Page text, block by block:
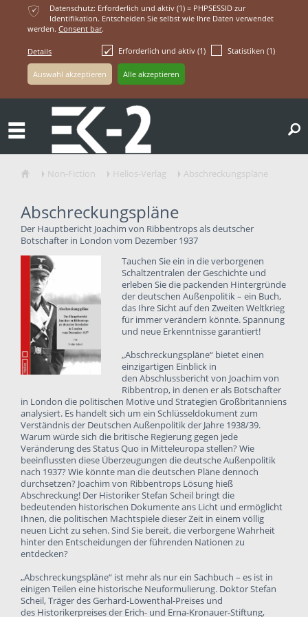
ќ
Datenschutz: Erforderlich und aktiv (1) = PHPSESSID zur
Identifikation. Entscheiden Sie selbst wie Ihre Daten verwendet
werden. Consent bar.
Details Erforderlich und aktiv (1) Statistiken (1)
ř
ŷ Ţ Non-Fiction Ţ Helios-Verlag Ţ Abschreckungspläne
Abschreckungspläne
Der Hauptbericht Joachim von Ribbentrops als deutscher
Botschafter in London vom Dezember 1937
Tauchen Sie ein in dieverborgenen
Schaltzentralen der Geschichte und
erleben Sie die packenden Hintergründe
derdeutschen Außenpolitik– ein Buch,
das Ihre Sicht auf den Zweiten Weltkrieg
für immer verändern könnte. Spannung
und neue Erkenntnisse garantiert!
„Abschreckungspläne“bietet einen
einzigartigen Einblick in
den Abschlussberichtvon Joachim von
Ribbentrop, in denen er als Botschafter
in London die politischen Motive und Strategien Großbritanniens
analysiert. Es handelt sich um ein Schlüsseldokument zum
Verständnis der Deutschen Außenpolitik der Jahre 1938/39.
Warum würde sich die britische Regierung gegen jede
Veränderung des Status Quo in Mitteleuropa stellen? Wie
beeinflussten diese Überzeugungen diedeutsche Außenpolitik
nach 1937? Wie könnte man die deutschen Pläne dennoch
durchsetzen? Joachim von Ribbentrops Lösung hieß
Abschreckung! Der Historiker Stefan Scheil bringt die
bedeutenden historischen Dokumente ans Licht und ermöglicht
Ihnen, die politischen Machtspiele dieser Zeit in einem völlig
neuen Licht zu sehen. Sind Sie bereit, die verborgene Wahrheit
hinter den Entscheidungen der führenden Nationen zu
entdecken?
„Abschreckungspläne“ ist mehr als nur ein Sachbuch – es ist in
einigen Teilen eine historische Neuformulierung. Doktor Stefan
Scheil, Träger desGerhard-Löwenthal-Preises und
des Historikerpreises der Erich- und Erna-Kronauer-Stiftung,